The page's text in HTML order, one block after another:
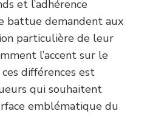
et l’adhérence
battue demandent aux
particulière de leur
l’accent sur le
différences est
qui souhaitent
emblématique du